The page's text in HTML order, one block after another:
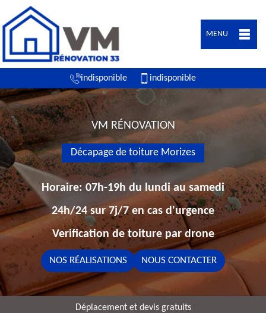
MENU
indisponible indisponible
VM RÉNOVATION
Décapage de toiture Morizes
Horaire: 07h-19h du lundi au samedi
24h/24 sur 7j/7 en cas d'urgence
Verification de toiture par drone
NOS RÉALISATIONS NOUS CONTACTER
Déplacement et devis gratuits